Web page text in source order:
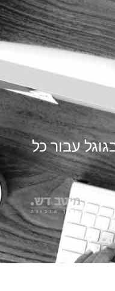
עבור כל